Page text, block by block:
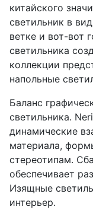
китайского
светильник в
ветке и вот-вот
светильника
коллекции
напольные
Баланс
светильника.
динамические
материала,
стереотипам.
обеспечивает
Изящные
интерьер.